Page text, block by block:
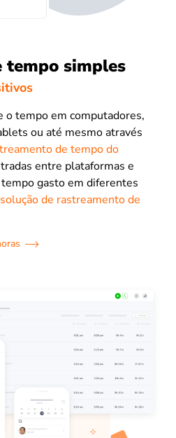
tempo simples
o tempo em computadores,
ou até mesmo através
de tempo do
entre plataformas e
gasto em diferentes
solução de rastreamento de